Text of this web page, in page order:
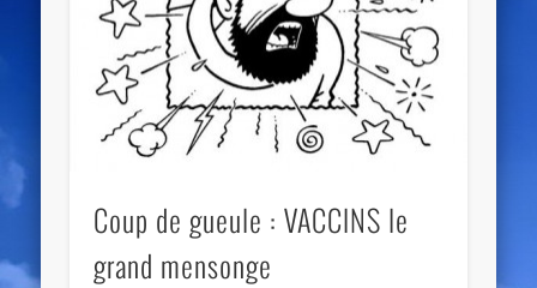
Coup de gueule : VACCINS le
grand mensonge